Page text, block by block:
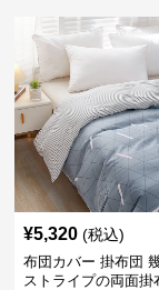
¥5,320 (税込)
布団カバー 掛布団
ストライプの両面掛